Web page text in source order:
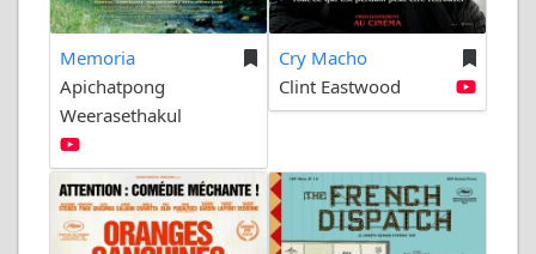
Memoria
Apichatpong
Weerasethakul
Cry Macho
Clint Eastwood